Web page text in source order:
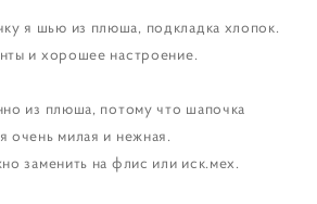
я шью из плюша, подкладка хлопок.
и хорошее настроение.
из плюша, потому что шапочка
очень милая и нежная.
заменить на флис или иск.мех.